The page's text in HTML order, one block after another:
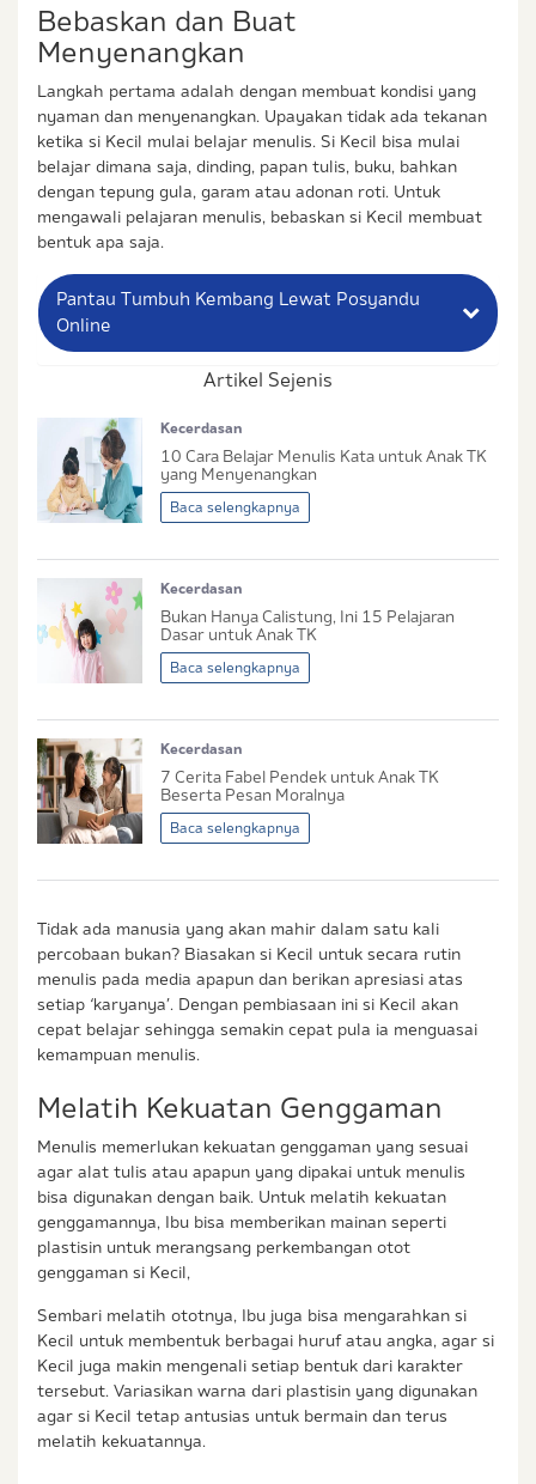
Bebaskan dan Buat
Menyenangkan
Langkah pertama adalah dengan membuat kondisi yang
nyaman dan menyenangkan. Upayakan tidak ada tekanan
ketika si Kecil mulai belajar menulis. Si Kecil bisa mulai
belajar dimana saja, dinding, papan tulis, buku, bahkan
dengan tepung gula, garam atau adonan roti. Untuk
mengawali pelajaran menulis, bebaskan si Kecil membuat
bentuk apa saja.
Pantau Tumbuh Kembang Lewat Posyandu
Online
Nama Lengkap Ibu
No. Handphone (Whatsapp)
Buat Password
Tidak Hamil dan Memiliki Anak
Sedang Hamil
Sedang Hamil dan Memiliki Anak
kebijakan privasiIbu & Balita
Saya setuju dan bersedia menerima informasi dari
Ibu & Balita, Frisian Flag Indonesia, dan partner Ibu
& Balita.
Artikel Sejenis
Kecerdasan
10 Cara Belajar Menulis Kata untuk Anak TK
yang Menyenangkan
Baca selengkapnya
Kecerdasan
Bukan Hanya Calistung, Ini 15 Pelajaran
Dasar untuk Anak TK
Baca selengkapnya
Kecerdasan
7 Cerita Fabel Pendek untuk Anak TK
Beserta Pesan Moralnya
Baca selengkapnya
Tidak ada manusia yang akan mahir dalam satu kali
percobaan bukan? Biasakan si Kecil untuk secara rutin
menulis pada media apapun dan berikan apresiasi atas
setiap ‘karyanya’. Dengan pembiasaan ini si Kecil akan
cepat belajar sehingga semakin cepat pula ia menguasai
kemampuan menulis.
Melatih Kekuatan Genggaman
Menulis memerlukan kekuatan genggaman yang sesuai
agar alat tulis atau apapun yang dipakai untuk menulis
bisa digunakan dengan baik. Untuk melatih kekuatan
genggamannya, Ibu bisa memberikan mainan seperti
plastisin untuk merangsang perkembangan otot
genggaman si Kecil,
Sembari melatih ototnya, Ibu juga bisa mengarahkan si
Kecil untuk membentuk berbagai huruf atau angka, agar si
Kecil juga makin mengenali setiap bentuk dari karakter
tersebut. Variasikan warna dari plastisin yang digunakan
agar si Kecil tetap antusias untuk bermain dan terus
melatih kekuatannya.